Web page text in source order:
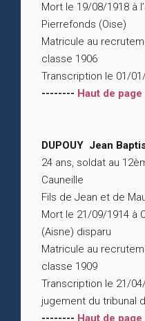
Mort le 19/08/1918 à
Pierrefonds (Oise)
Matricule au
classe 1906
Transcription le 01/
-------- Haut de page
DUPOUY Jean
24 ans, soldat au
Cauneille
Fils de Jean et de
Mort le 21/09/1914 à
(Aisne) disparu
Matricule au
classe 1909
Transcription le 21/
jugement du tribunal
-------- Haut de page